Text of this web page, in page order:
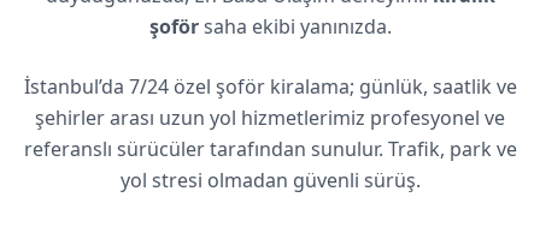
şoförsaha ekibi yanınızda.
İstanbul’da 7/24 özel şoför kiralama; günlük, saatlik ve
şehirler arası uzun yol hizmetlerimiz profesyonel ve
referanslı sürücüler tarafından sunulur. Trafik, park ve
yol stresi olmadan güvenli sürüş.